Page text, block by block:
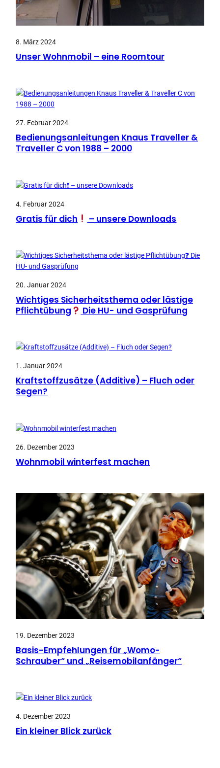
8. März 2024
Unser Wohnmobil – eine Roomtour
27. Februar 2024
Bedienungsanleitungen Knaus Traveller &
Traveller C von 1988 – 2000
4. Februar 2024
Gratis für dich – unsere Downloads
20. Januar 2024
Wichtiges Sicherheitsthema oder lästige
Pflichtübung
Die HU- und Gasprüfung
1. Januar 2024
Kraftstoffzusätze (Additive) – Fluch oder
Segen?
26. Dezember 2023
Wohnmobil winterfest machen
19. Dezember 2023
Basis-Empfehlungen für „Womo-
Schrauber“ und „Reisemobilanfänger“
4. Dezember 2023
Ein kleiner Blick zurück